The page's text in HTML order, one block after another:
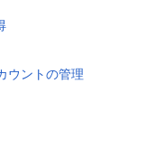
ウントの管理